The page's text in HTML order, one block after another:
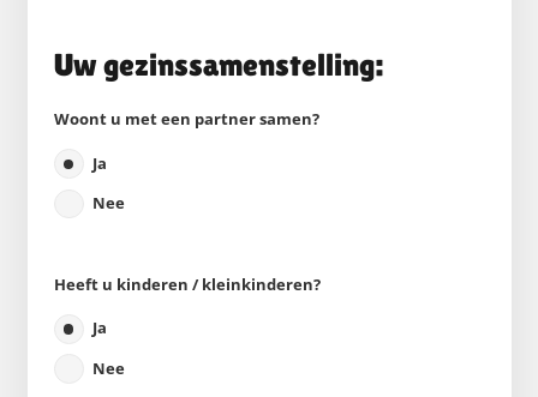
Uw gezinssamenstelling:
Woont u met een partner samen?
Ja
Nee
Heeft u kinderen / kleinkinderen?
Ja
Nee